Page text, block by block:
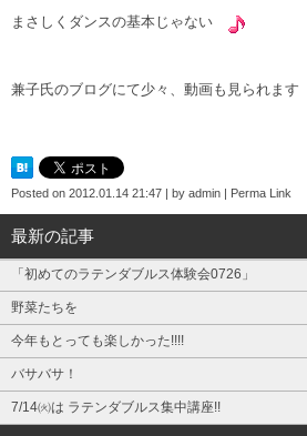
まさしくダンスの基本じゃない
兼子氏のブログにて少々、動画も見られます
Posted on 2012.01.14 21:47 by admin Perma Link
最新の記事
「初めてのラテンダブルス体験会0726」
野菜たちを
今年もとっても楽しかった!!!!
バサバサ！
7/14㈫は ラテンダブルス集中講座!!